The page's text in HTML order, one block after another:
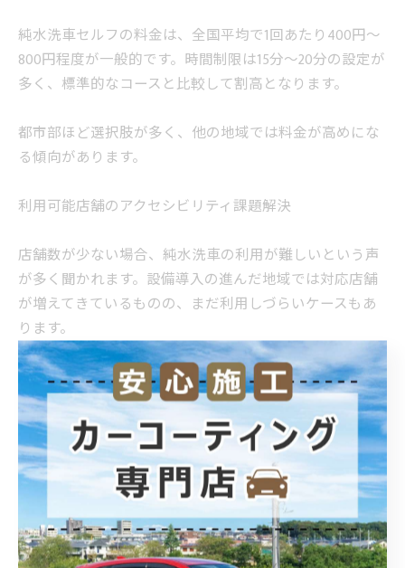
純水洗車セルフの料金は、全国平均で1回あたり400円～
800円程度が一般的です。時間制限は15分～20分の設定が
多く、標準的なコースと比較して割高となります。
都市部ほど選択肢が多く、他の地域では料金が高めにな
る傾向があります。
利用可能店舗のアクセシビリティ課題解決
店舗数が少ない場合、純水洗車の利用が難しいという声
が多く聞かれます。設備導入の進んだ地域では対応店舗
が増えてきているものの、まだ利用しづらいケースもあ
ります。
現実的な対策としては、以下の方法が挙げられます。
スマートフォンで「純水洗車機 近く」などのキーワ
ードで検索し、最新の店舗情報をチェックする
大手ガソリンスタンドの公式アプリや店舗情報サイ
トを活用して、対応店舗を事前に調べる
自宅での純水洗車を検討する場合は、家庭用の純水
生成装置を導入してランニングコストを抑える